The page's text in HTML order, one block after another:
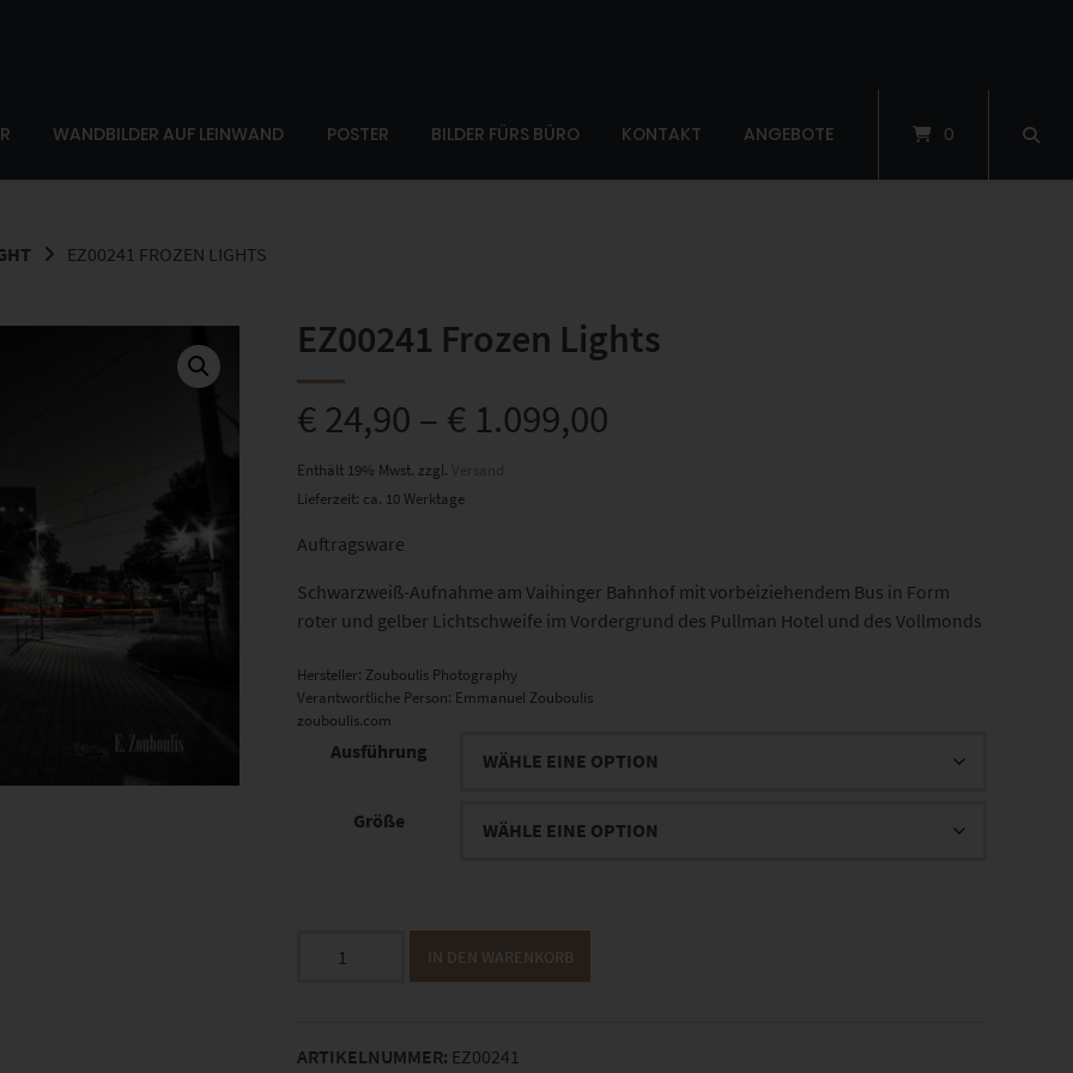
WANDBILDER AUF LEINWAND POSTER BILDER FÜRS BÜRO KONTAKT ANGEBOTE 0
EZ00241 FROZEN LIGHTS
EZ00241 Frozen Lights
€24,90 – € 1.099,00
Enthält 19% Mwst. zzgl. Versand
Lieferzeit: ca. 10 Werktage
Auftragsware
Schwarzweiß-Aufnahme am Vaihinger Bahnhof mit vorbeiziehendem Bus in Form
roter und gelber Lichtschweife im Vordergrund des Pullman Hotel und des Vollmonds
Hersteller: Zouboulis Photography
Verantwortliche Person: Emmanuel Zouboulis
zouboulis.com
Ausführung
Größe
IN DEN WARENKORB
ARTIKELNUMMER: EZ00241